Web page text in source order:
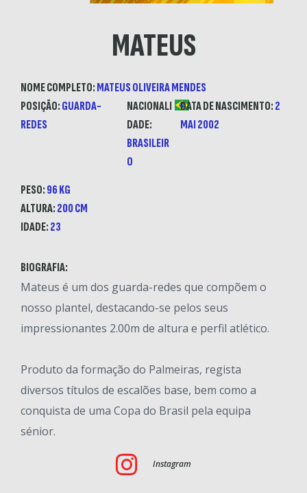
MATEUS
NOME COMPLETO:MATEUS OLIVEIRA MENDES
POSIÇÃO:GUARDA-
REDES
NACIONALI
DADE:
BRASILEIR
O
DATA DE NASCIMENTO:2
MAI 2002
PESO:96 KG
ALTURA:200 CM
IDADE:23
BIOGRAFIA:
Mateus é um dos guarda-redes que compõem o
nosso plantel, destacando-se pelos seus
impressionantes 2.00m de altura e perfil atlético.
Produto da formação do Palmeiras, regista
diversos títulos de escalões base, bem como a
conquista de uma Copa do Brasil pela equipa
sénior.
Instagram